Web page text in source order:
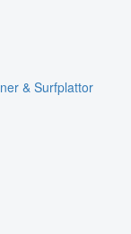
& Surfplattor